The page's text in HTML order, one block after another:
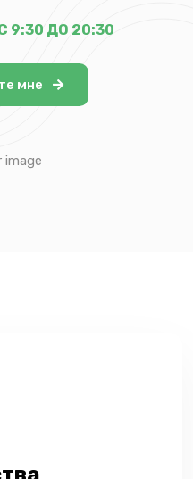
9:30 ДО 20:30
мне